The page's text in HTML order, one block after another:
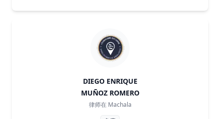
DIEGO ENRIQUE
MUÑOZ ROMERO
律师在 Machala